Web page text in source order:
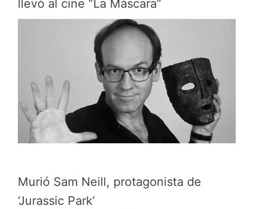
llevó al cine “La Máscara”
Murió Sam Neill, protagonista de
‘Jurassic Park’